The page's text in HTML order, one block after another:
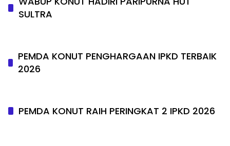
SULTRA
PEMDA KONUT PENGHARGAAN IPKD TERBAIK
2026
PEMDA KONUT RAIH PERINGKAT 2 IPKD 2026